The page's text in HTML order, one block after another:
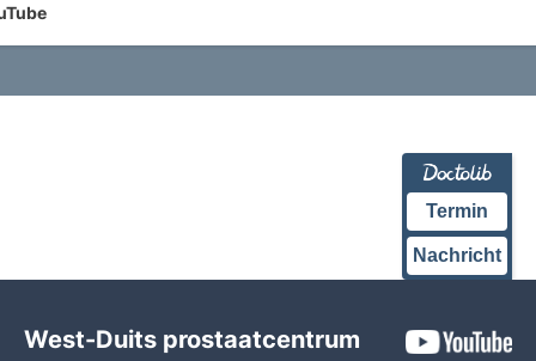
Termin
Nachricht
West-Duits prostaatcentrum